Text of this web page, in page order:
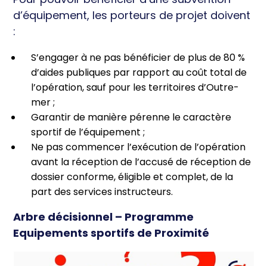
d’équipement, les porteurs de projet doivent
:
S’engager à ne pas bénéficier de plus de 80 %
d’aides publiques par rapport au coût total de
l’opération, sauf pour les territoires d’Outre-
mer ;
Garantir de manière pérenne le caractère
sportif de l’équipement ;
Ne pas commencer l’exécution de l’opération
avant la réception de l’accusé de réception de
dossier conforme, éligible et complet, de la
part des services instructeurs.
Arbre décisionnel – Programme
Equipements sportifs de Proximité